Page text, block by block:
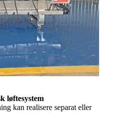
løftesystem
kan realisere separat eller